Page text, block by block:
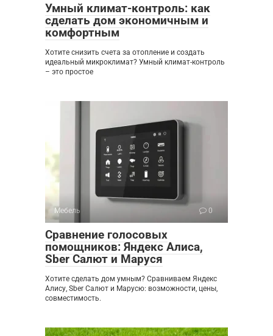
Умный климат-контроль: как
сделать дом экономичным и
комфортным
Хотите снизить счета за отопление и создать
идеальный микроклимат? Умный климат-контроль
– это простое
Мебель 0
Сравнение голосовых
помощников: Яндекс Алиса,
Sber Салют и Маруся
Хотите сделать дом умным? Сравниваем Яндекс
Алису, Sber Салют и Марусю: возможности, цены,
совместимость.